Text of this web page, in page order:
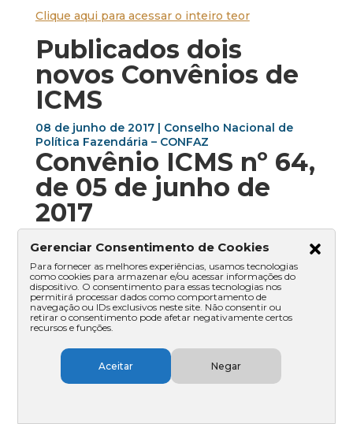
Clique aqui para acessar o inteiro teor
Publicados dois
novos Convênios de
ICMS
08 de junho de 2017 | Conselho Nacional de
Política Fazendária – CONFAZ
Convênio ICMS nº 64,
de 05 de junho de
2017
Autoriza os Estados de Alagoas e
Pernambuco a concederem remissão,
anistia, isenção, moratória, ampliação de
prazo de pagamento, bem como a não
exigirem o estorno do crédito relativo às
mercadorias existentes em estoque que
tenham sido extraviadas, perdidas,
subtraídas, deterioradas ou destruídas,
relativamente ao ICMS, em decorrência de
enchentes ou temporais ocorridas nos
Gerenciar Consentimento de Cookies
Para fornecer as melhores experiências, usamos tecnologias
como cookies para armazenar e/ou acessar informações do
dispositivo. O consentimento para essas tecnologias nos
permitirá processar dados como comportamento de
navegação ou IDs exclusivos neste site. Não consentir ou
retirar o consentimento pode afetar negativamente certos
recursos e funções.
Aceitar Negar